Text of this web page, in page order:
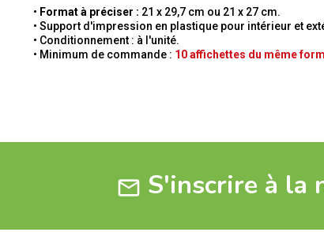
• Format à préciser : 21 x 29,7 cm ou 21 x 27 cm.
• Support d'impression en plastique pour intérieur et
• Conditionnement : à l'unité.
• Minimum de commande : 10 affichettes du même
mail S'inscrire à la